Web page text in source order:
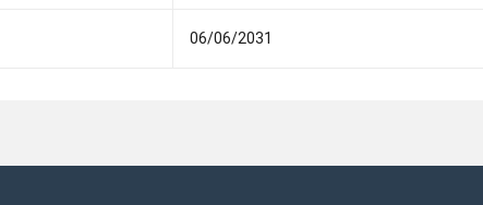
06/06/2031